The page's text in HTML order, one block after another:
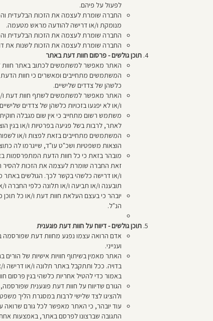
לפעול על פיהם.
החברה שומרת לעצמה את הזכות הבלעדית
מנומקת ו/או דרישה להודעה מראש מטעמה.
החברה שומרת לעצמה את הזכות הבלעדית
החברה שומרת לעצמה את הזכות לשנות את
תוכן גולשים - פרסום חוות דעת באתר
האתר מאפשר למשתמשים לכתוב באתר חוות
המשתמשים מתחייבים ומאשרים כי חוות הדעת
כלשהן של צדדים שלישיים.
האתר מאפשר למשתמשים לשתף חוות דעת ו/או
ו/או לא יפגעו בזכויות כלשהן של צדדים
משתמש רשום מתחייב כי אין שום מגבלה
לאתר, לרבות בשל פגיעה בפרטיות ו/או בגין
המשתמשים מתחייבים בזאת לפצות ו/או
הוצאות משפטיות ושכ"ט עו"ד, שייגרמו לה
מובהר בזאת כי כל חוות הדעת המתפרסמות
זאת החברה שומרת לעצמה את הזכות להסיר
ו/או דרישה כלשהי בקשר לכך. הגולשים
תובענה ו/או תביעה ו/או תלונה כלפי החברה
יובהר כי בעצם העלאת חוות דעת ו/או כל
הנ"ל.
תוכן גולשים - דיווח על חוות דעת פוגענית
אדם הרואה עצמו נפגע מחוות דעת שפורסמה
וענייני.
האתר מאמין בשיתוף חוויות אישיות של
בדויה. ככל ותתקבל באתר תלונה ו/או דרישה
באמור כדי להטיל אחריות כלשהי בגין
הגורם שדיווח על חוות דעת פוגענית
ולהציגו לצד שלישי לרבות במסגרת הליך
עוד יובהר, כי האתר מאפשר לכל גורם
התגובה שברצונו לפרסם באתר, באמצעות